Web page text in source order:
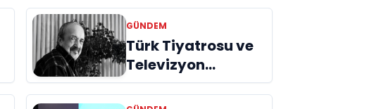
GÜNDEM
Türk Tiyatrosu ve
Televizyon
Dünyasının Usta
İsmi Can Kolukısa